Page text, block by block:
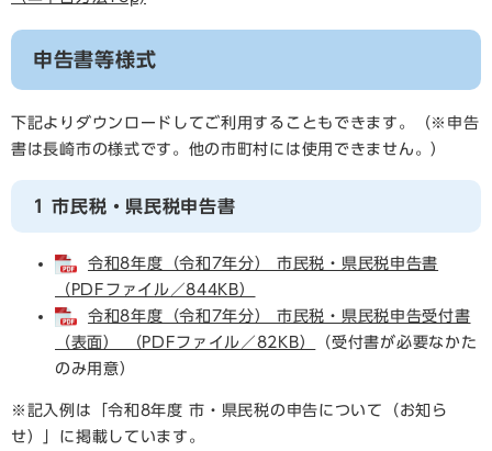
申告書等様式
下記よりダウンロードしてご利用することもできます。（※申告
書は長崎市の様式です。他の市町村には使用できません。）
1 市民税・県民税申告書
令和8年度（令和7年分） 市民税・県民税申告書
（PDFファイル／844KB）
令和8年度（令和7年分） 市民税・県民税申告受付書
（表面） （PDFファイル／82KB）
（受付書が必要なかた
のみ用意）
※記入例は「令和8年度 市・県民税の申告について（お知ら
せ）」に掲載しています。